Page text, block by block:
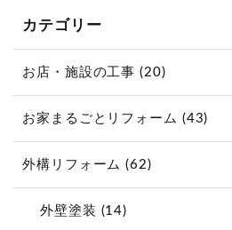
カテゴリー
お店・施設の工事 (20)
お家まるごとリフォーム (43)
外構リフォーム (62)
外壁塗装 (14)